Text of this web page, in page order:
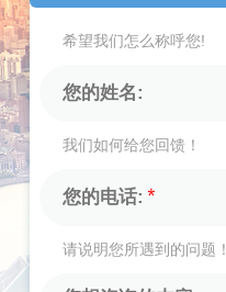
希望我们怎么称呼您!
我们如何给您回馈！
请说明您所遇到的问题！